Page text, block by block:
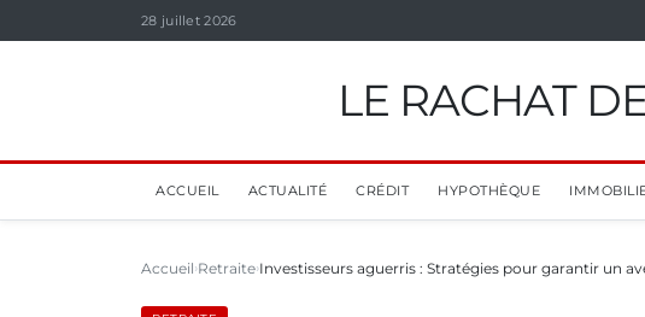
28 juillet 2026
LE RACHAT
ACCUEIL ACTUALITÉ CRÉDIT HYPOTHÈQUE
Accueil Retraite Investisseurs aguerris : Stratégies pour garantir un